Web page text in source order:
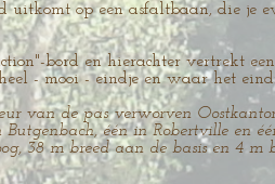
uitkomt op een asfaltbaan, die je
bord en hierachter vertrekt
- mooi - eindje en waar het
van de pas verworven
één in Robertville en
38 m breed aan de basis en 4 m